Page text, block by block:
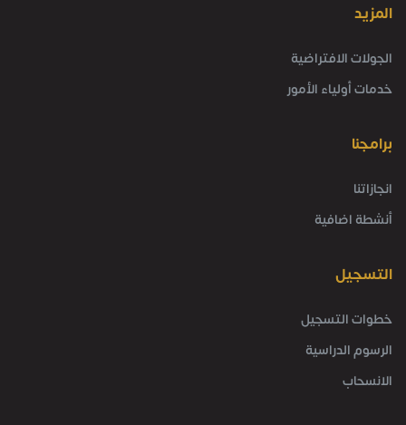
المزيد
الجولات الافتراضية
خدمات أولياء الأمور
برامجنا
انجازاتنا
أنشطة اضافية
التسجيل
خطوات التسجيل
الرسوم الدراسية
الانسحاب